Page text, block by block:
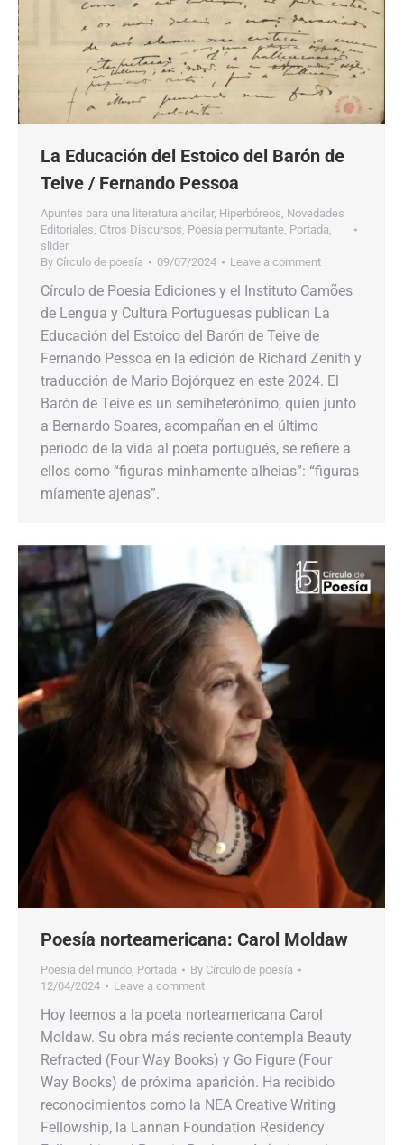
La Educación del Estoico del Barón de
Teive / Fernando Pessoa
Apuntes para una literatura ancilar, Hiperbóreos, Novedades
Editoriales, Otros Discursos, Poesía permutante, Portada,
slider
By Círculo de poesía 09/07/2024 Leave a comment
Círculo de Poesía Ediciones y el Instituto Camões
de Lengua y Cultura Portuguesas publican La
Educación del Estoico del Barón de Teive de
Fernando Pessoa en la edición de Richard Zenith y
traducción de Mario Bojórquez en este 2024. El
Barón de Teive es un semiheterónimo, quien junto
a Bernardo Soares, acompañan en el último
periodo de la vida al poeta portugués, se refiere a
ellos como “figuras minhamente alheias”: “figuras
míamente ajenas”.
Poesía norteamericana: Carol Moldaw
Poesía del mundo, Portada By Círculo de poesía
12/04/2024
Leave a comment
Hoy leemos a la poeta norteamericana Carol
Moldaw. Su obra más reciente contempla Beauty
Refracted (Four Way Books) y Go Figure (Four
Way Books) de próxima aparición. Ha recibido
reconocimientos como la NEA Creative Writing
Fellowship, la Lannan Foundation Residency